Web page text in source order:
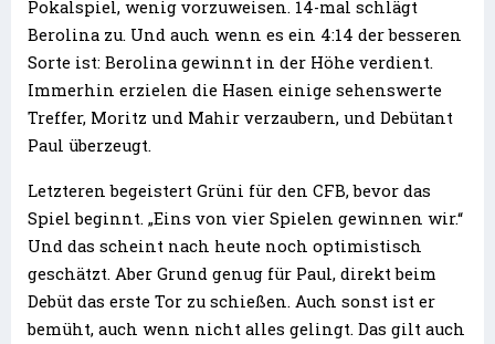
Pokalspiel, wenig vorzuweisen. 14-mal schlägt
Berolina zu. Und auch wenn es ein 4:14 der besseren
Sorte ist: Berolina gewinnt in der Höhe verdient.
Immerhin erzielen die Hasen einige sehenswerte
Treffer, Moritz und Mahir verzaubern, und Debütant
Paul überzeugt.
Letzteren begeistert Grüni für den CFB, bevor das
Spiel beginnt. „Eins von vier Spielen gewinnen wir.“
Und das scheint nach heute noch optimistisch
geschätzt. Aber Grund genug für Paul, direkt beim
Debüt das erste Tor zu schießen. Auch sonst ist er
bemüht, auch wenn nicht alles gelingt. Das gilt auch